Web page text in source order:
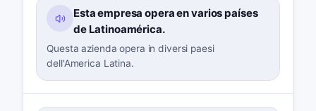
Esta empresa opera en varios países
de Latinoamérica.
Questa azienda opera in diversi paesi
dell'America Latina.